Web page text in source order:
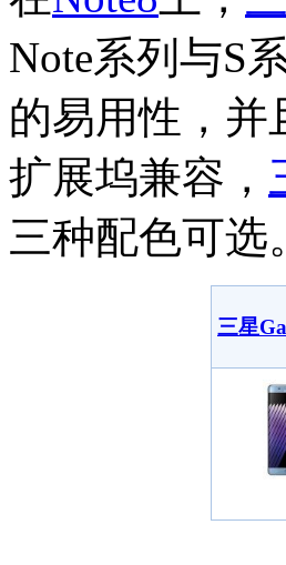
Note系列与S
的易用性，并
扩展坞兼容，
三种配色可选
三星